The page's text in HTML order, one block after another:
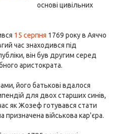
основі цивільних
15 серпня 1769 року в Аяччо
час знаходився під
він був другим серед
аристократа.
його батькові вдалося
для двох старших синів,
як Жозеф готувався стати
військова кар'єра.